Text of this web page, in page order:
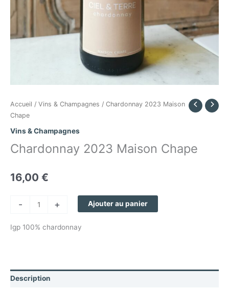
Accueil / Vins & Champagnes / Chardonnay 2023 Maison
Chape
Vins & Champagnes
Chardonnay 2023 Maison Chape
16,00 €
-
quantité
de
Chardonnay
Maison
+ Ajouter au panier
Igp 100% chardonnay
Description